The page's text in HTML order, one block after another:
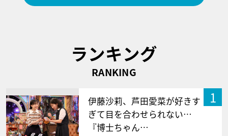
ランキング
RANKING
1
伊藤沙莉、芦田愛菜が好きす
ぎて目を合わせられない…
『博士ちゃん…